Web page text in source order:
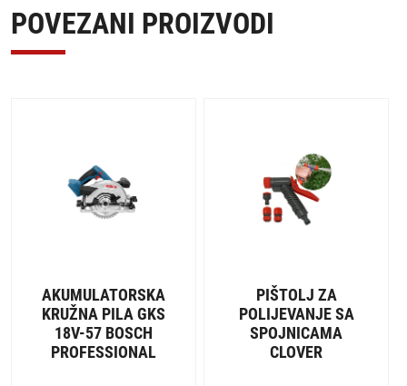
POVEZANI PROIZVODI
AKUMULATORSKA
KRUŽNA PILA GKS
18V-57 BOSCH
PROFESSIONAL
PIŠTOLJ ZA
POLIJEVANJE SA
SPOJNICAMA
CLOVER